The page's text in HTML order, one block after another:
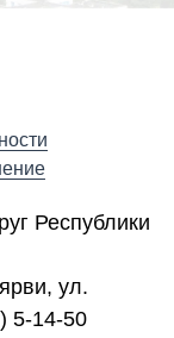
Республики
ул.
5-14-50